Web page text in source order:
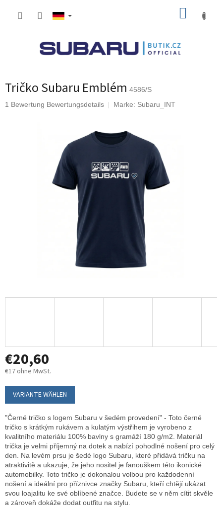
Tričko Subaru Emblém 4586/S
Die
1 Bewertung Bewertungsdetails Marke: Subaru_INT
€20,60
€17 ohne MwSt.
Verkaufspreis:
VARIANTE WÄHLEN
"Černé tričko s logem Subaru v šedém provedení" - Toto černé
tričko s krátkým rukávem a kulatým výstřihem je vyrobeno z
kvalitního materiálu 100% bavlny s gramáží 180 g/m2. Materiál
trička je velmi příjemný na dotek a nabízí pohodlné nošení pro celý
den. Na levém prsu je šedé logo Subaru, které přidává tričku na
atraktivitě a ukazuje, že jeho nositel je fanouškem této ikonické
automobilky. Toto tričko je dokonalou volbou pro každodenní
nošení a ideální pro příznivce značky Subaru, kteří chtějí ukázat
svou loajalitu ke své oblíbené značce. Budete se v něm cítit skvěle
a zároveň dokáže dodat outfitu na stylu.